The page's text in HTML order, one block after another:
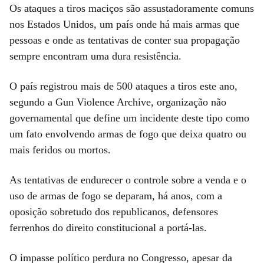
Os ataques a tiros maciços são assustadoramente comuns
nos Estados Unidos, um país onde há mais armas que
pessoas e onde as tentativas de conter sua propagação
sempre encontram uma dura resistência.
O país registrou mais de 500 ataques a tiros este ano,
segundo a Gun Violence Archive, organização não
governamental que define um incidente deste tipo como
um fato envolvendo armas de fogo que deixa quatro ou
mais feridos ou mortos.
As tentativas de endurecer o controle sobre a venda e o
uso de armas de fogo se deparam, há anos, com a
oposição sobretudo dos republicanos, defensores
ferrenhos do direito constitucional a portá-las.
O impasse político perdura no Congresso, apesar da